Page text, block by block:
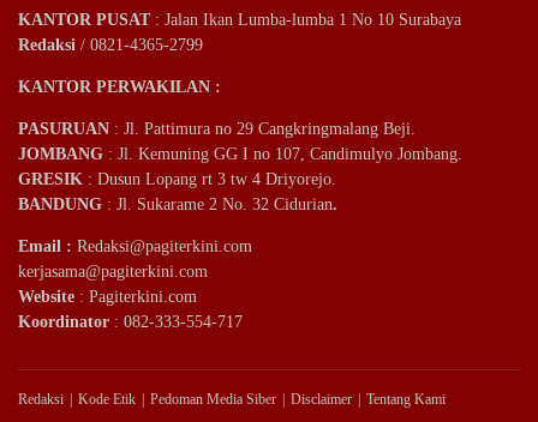
KANTOR PUSAT: Jalan Ikan Lumba-lumba 1 No 10 Surabaya
Redaksi / 0821-4365-2799
KANTOR PERWAKILAN :
PASURUAN : Jl. Pattimura no 29 Cangkringmalang Beji.
JOMBANG : Jl. Kemuning GG I no 107, Candimulyo Jombang.
GRESIK : Dusun Lopang rt 3 tw 4 Driyorejo.
BANDUNG : Jl. Sukarame 2 No. 32 Cidurian.
Email : Redaksi@pagiterkini.com
kerjasama@pagiterkini.com
Website : Pagiterkini.com
Koordinator : 082-333-554-717
Redaksi Kode Etik Pedoman Media Siber Disclaimer Tentang Kami